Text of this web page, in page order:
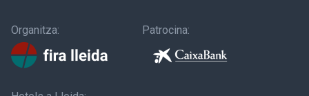
Organitza: Patrocina: